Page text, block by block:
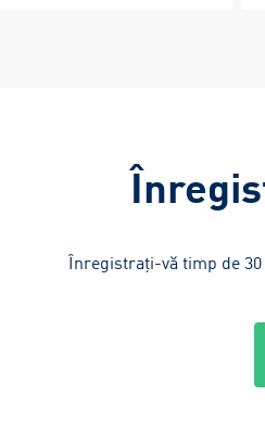
Înregistrați-vă timp de